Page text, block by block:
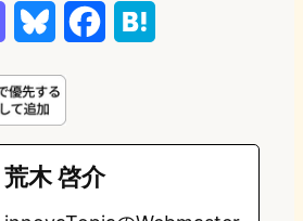
s
t
o
u
e
s
e
e
荒木 啓介